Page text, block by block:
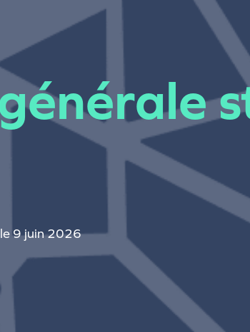
9 juin 2026